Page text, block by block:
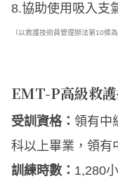
8.協助使用吸入支
（以救護技術員管理辦法第10條為
EMT-P高級救
受訓資格：領有中
科以上畢業，領有
訓練時數： 1,280